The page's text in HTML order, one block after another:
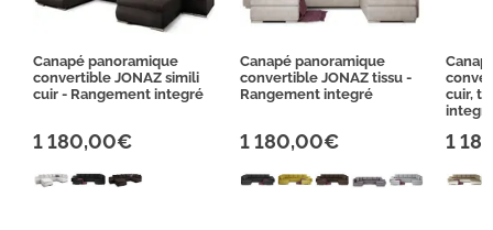
Canapé panoramique
convertible JONAZ simili
cuir - Rangement integré
1 180,00€
Canapé panoramique
convertible JONAZ tissu -
Rangement integré
1 180,00€
cuir,
1